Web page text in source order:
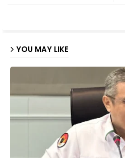
YOU MAY LIKE